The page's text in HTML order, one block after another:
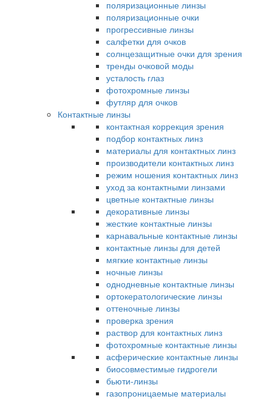
поляризационные линзы
поляризационные очки
прогрессивные линзы
салфетки для очков
солнцезащитные очки для зрения
тренды очковой моды
усталость глаз
фотохромные линзы
футляр для очков
Контактные линзы
контактная коррекция зрения
подбор контактных линз
материалы для контактных линз
производители контактных линз
режим ношения контактных линз
уход за контактными линзами
цветные контактные линзы
декоративные линзы
жесткие контактные линзы
карнавальные контактные линзы
контактные линзы для детей
мягкие контактные линзы
ночные линзы
однодневные контактные линзы
ортокератологические линзы
оттеночные линзы
проверка зрения
раствор для контактных линз
фотохромные контактные линзы
асферические контактные линзы
биосовместимые гидрогели
бьюти-линзы
газопроницаемые материалы